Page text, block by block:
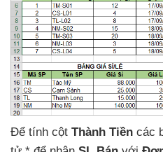
Để tính cột Thành Tiền các